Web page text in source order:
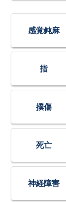
感覚鈍麻
指
撲傷
死亡
神経障害